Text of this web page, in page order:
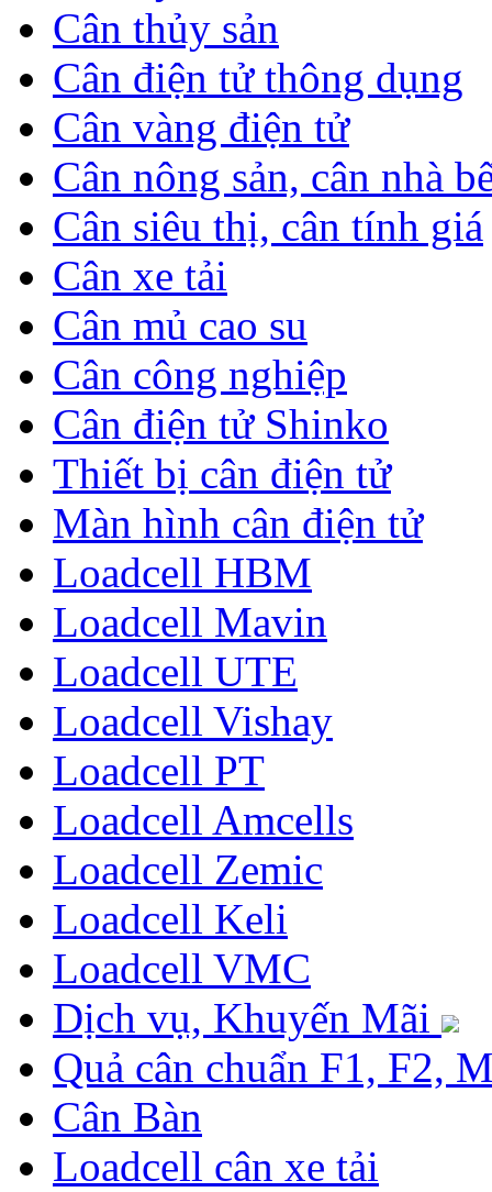
Cân thủy sản
Cân điện tử thông dụng
Cân vàng điện tử
Cân nông sản, cân nhà
Cân siêu thị, cân tính giá
Cân xe tải
Cân mủ cao su
Cân công nghiệp
Cân điện tử Shinko
Thiết bị cân điện tử
Màn hình cân điện tử
Loadcell HBM
Loadcell Mavin
Loadcell UTE
Loadcell Vishay
Loadcell PT
Loadcell Amcells
Loadcell Zemic
Loadcell Keli
Loadcell VMC
Dịch vụ, Khuyến Mãi
Quả cân chuẩn F1, F2,
Cân Bàn
Loadcell cân xe tải